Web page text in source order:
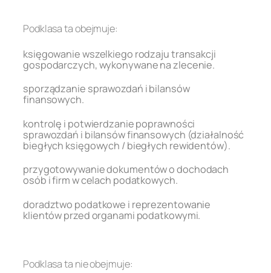
Podklasa ta obejmuje:
księgowanie wszelkiego rodzaju transakcji
gospodarczych, wykonywane na zlecenie.
sporządzanie sprawozdań i bilansów
finansowych.
kontrolę i potwierdzanie poprawności
sprawozdań i bilansów finansowych (działalność
biegłych księgowych / biegłych rewidentów).
przygotowywanie dokumentów o dochodach
osób i firm w celach podatkowych.
doradztwo podatkowe i reprezentowanie
klientów przed organami podatkowymi.
Podklasa ta nie obejmuje: